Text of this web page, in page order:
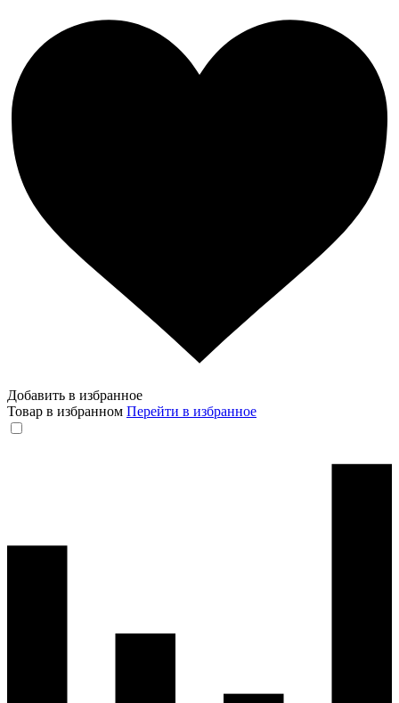
Добавить в избранное
Товар в избранном Перейти в избранное